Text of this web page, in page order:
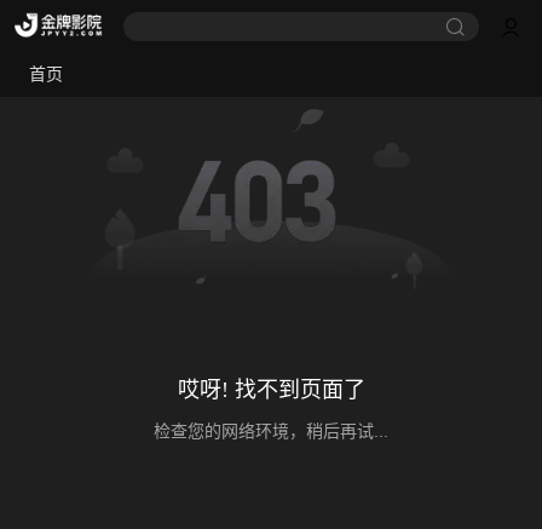
首页
哎呀! 找不到页面了
检查您的网络环境，稍后再试...